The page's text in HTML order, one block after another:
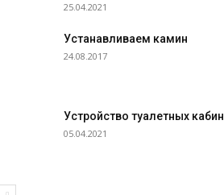
25.04.2021
Устанавливаем камин
24.08.2017
Устройство туалетных кабин
05.04.2021